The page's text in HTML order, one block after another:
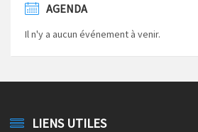
AGENDA
Il n'y a aucun événement à venir.
LIENS UTILES